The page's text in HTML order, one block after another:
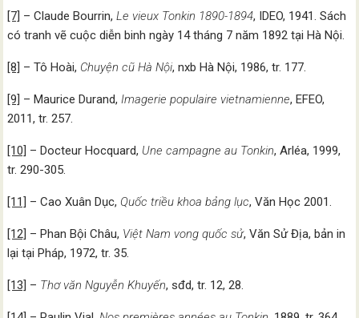
[7] – Claude Bourrin,Le vieux Tonkin 1890-1894, IDEO, 1941. Sách
có tranh vẽ cuộc diễn binh ngày 14 tháng 7 năm 1892 tại Hà Nội.
[8] – Tô Hoài, Chuyện cũ Hà Nội, nxb Hà Nội, 1986, tr. 177.
[9] – Maurice Durand,Imagerie populaire vietnamienne, EFEO,
2011, tr. 257.
[10] – Docteur Hocquard, Une campagne au Tonkin, Arléa, 1999,
tr. 290-305.
[11] – Cao Xuân Dục, Quốc triều khoa bảng lục, Văn Học 2001.
[12] – Phan Bội Châu, Việt Nam vong quốc sử, Văn Sử Địa, bản in
lại tại Pháp, 1972, tr. 35.
[13] – Thơ văn Nguyễn Khuyến, sđd, tr. 12, 28.